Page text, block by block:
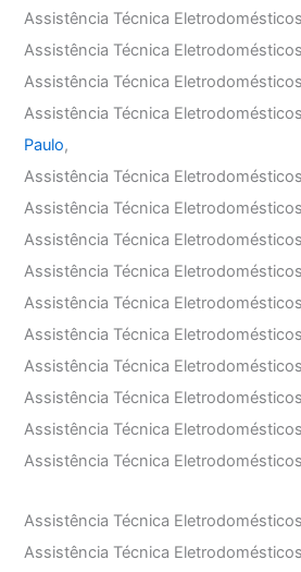
Assistência Técnica
Assistência Técnica
Assistência Técnica
Assistência Técnica
Paulo,
Assistência Técnica
Assistência Técnica
Assistência Técnica
Assistência Técnica
Assistência Técnica
Assistência Técnica
Assistência Técnica
Assistência Técnica
Assistência Técnica
Assistência Técnica
Assistência Técnica
Assistência Técnica